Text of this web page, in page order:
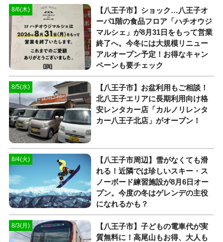
8/6(木)
【八王子市】ショック…八王子オ
ーパ1階の食品フロア「ハチオウジ
マルシェ」が8月31日をもって営業
終了へ。今冬には大規模リニュー
アルオープン予定！お得なキャン
ペーンも要チェック
8/5(水)
【八王子市】お盆利用もご相談！
北八王子エリアに長期利用向け格
安レンタカー店「カルノリレンタ
カー八王子北店」がオープン！
8/4(火)
【八王子市周辺】雪がなくても滑
れる！近隣では珍しいスキー・ス
ノーボード練習施設が8月6日オー
プン。今度の冬はゲレンデの主役
になれるかも？
8/3(月)
【八王子市】子どもの電車代が実
質無料に！高尾山もお得、大人も